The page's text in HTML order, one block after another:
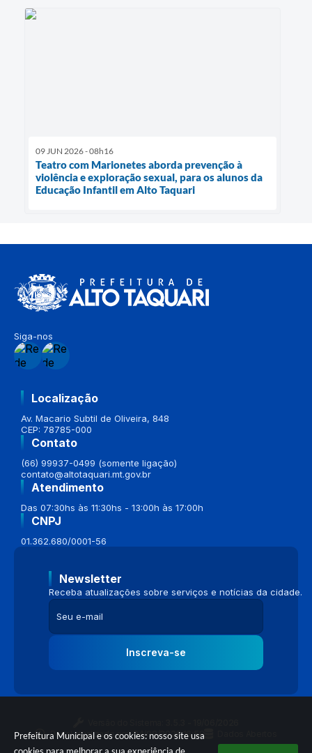
Prefeitura Municipal e os cookies: nosso site usa
09 JUN 2026 - 08h16
Teatro com Marionetes aborda prevenção à
violência e exploração sexual, para os alunos da
Educação Infantil em Alto Taquari
Siga-nos
Localização
Av. Macario Subtil de Oliveira, 848
CEP: 78785-000
Contato
(66) 99937-0499 (somente ligação)
contato@altotaquari.mt.gov.br
Atendimento
Das 07:30hs às 11:30hs - 13:00h às 17:00h
CNPJ
01.362.680/0001-56
Newsletter
Receba atualizações sobre serviços e notícias da cidade.
Inscreva-se
Portal atualizado em:04/08/2026 16:58